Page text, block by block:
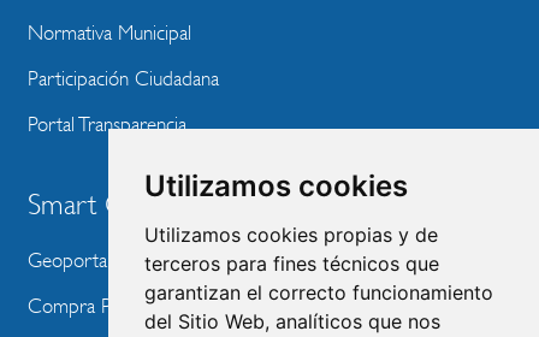
Utilizamos cookies
Utilizamos cookies propias y de
terceros para fines técnicos que
garantizan el correcto funcionamiento
del Sitio Web, analíticos que nos
Normativa Municipal
Participación Ciudadana
Portal Transparencia
Smart City
Geoportal
Compra Pública de Innovación